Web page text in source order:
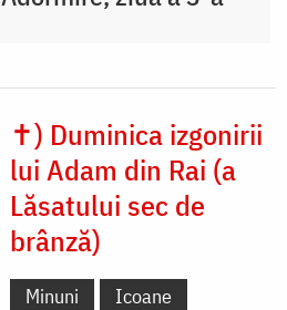
✝) Duminica izgonirii
lui Adam din Rai (a
Lăsatului sec de
brânză)
Minuni
Icoane